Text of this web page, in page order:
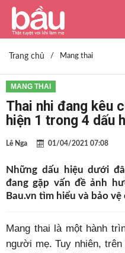
Trang chủ / Mang thai
MANG THAI
Thai nhi đang kêu
hiện 1 trong 4 dấu
Lê Nga 01/04/2021 07:08
Những dấu hiệu dưới
đang gặp vấn đề ảnh
Bau.vn tìm hiểu và bảo vệ
Mang thai là một hành
người mẹ. Tuy nhiên,